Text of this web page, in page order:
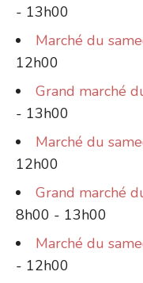
- 13h00
Marché du
12h00
Grand marché
- 13h00
Marché du
12h00
Grand marché
8h00 - 13h00
Marché du
- 12h00